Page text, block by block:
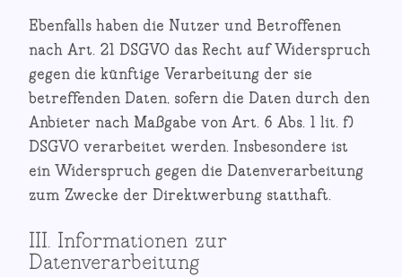
Ebenfalls haben die Nutzer und Betroffenen
nach Art. 21 DSGVO das Recht auf Widerspruch
gegen die künftige Verarbeitung der sie
betreffenden Daten, sofern die Daten durch den
Anbieter nach Maßgabe von Art. 6 Abs. 1 lit. f)
DSGVO verarbeitet werden. Insbesondere ist
ein Widerspruch gegen die Datenverarbeitung
zum Zwecke der Direktwerbung statthaft.
III. Informationen zur
Datenverarbeitung